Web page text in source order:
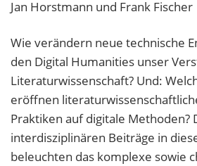
Jan Horstmann und Frank Fischer
Wie verändern neue technische
den Digital Humanities unser
Literaturwissenschaft? Und:
eröffnen
Praktiken auf digitale Methoden?
interdisziplinären Beiträge in
beleuchten das komplexe sowie